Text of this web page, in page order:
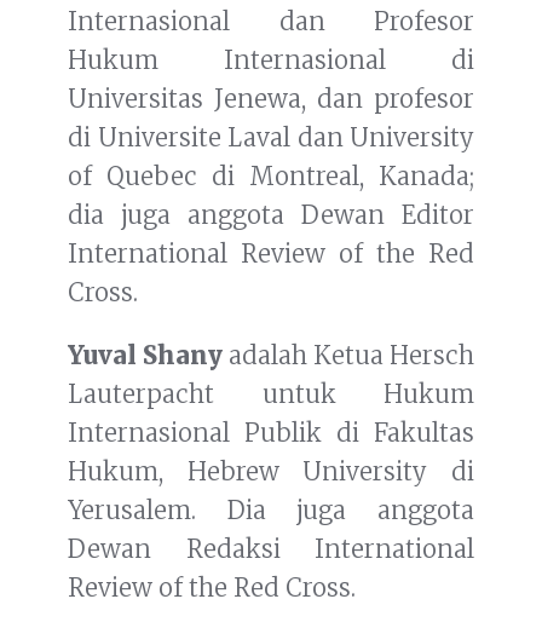
Internasional dan Profesor
Hukum Internasional di
Universitas Jenewa, dan profesor
di Universite Laval dan University
of Quebec di Montreal, Kanada;
dia juga anggota Dewan Editor
International Review of the Red
Cross.
Yuval Shany adalah Ketua Hersch
Lauterpacht untuk Hukum
Internasional Publik di Fakultas
Hukum, Hebrew University di
Yerusalem. Dia juga anggota
Dewan Redaksi International
Review of the Red Cross.